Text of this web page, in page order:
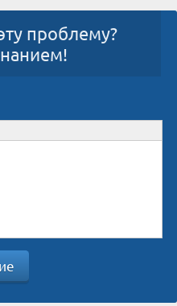
проблему?